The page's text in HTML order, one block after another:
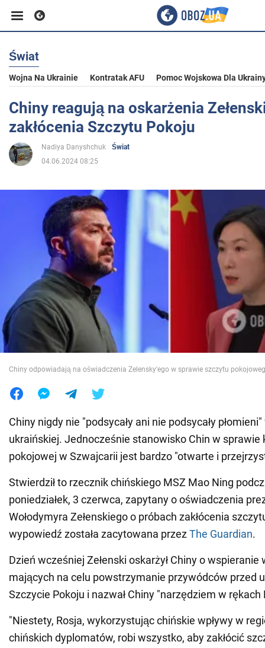
Biznes
Sport
Rozrywka
Polityka
Społeczeństwo
Wojna na Ukrainie
Jedzenie
Świat
Wojna Na Ukrainie Kontratak AFU Pomoc Wojskowa Dla
Chiny reagują na oskarżenia
zakłócenia Szczytu Pokoju
Nadiya Danyshchuk
Świat
04.06.2024 08:25
Chiny odpowiadają na oświadczenia Zelensky'ego w sprawie szczytu
Chiny nigdy nie "podsycały ani nie podsycały
ukraińskiej. Jednocześnie stanowisko Chin w sprawie
pokojowej w Szwajcarii jest bardzo "otwarte i
Stwierdził to rzecznik chińskiego MSZ Mao Ning
poniedziałek, 3 czerwca, zapytany o oświadczenia
Wołodymyra Zełenskiego o próbach zakłócenia
wypowiedź została zacytowana przezThe Guardian.
Dzień wcześniej Zełenski oskarżył Chiny o wspieranie
mających na celu powstrzymanie przywódców przed
Szczycie Pokoju i nazwał Chiny "narzędziem w rękach
"Niestety, Rosja, wykorzystując chińskie wpływy w
chińskich dyplomatów, robi wszystko, aby zakłócić